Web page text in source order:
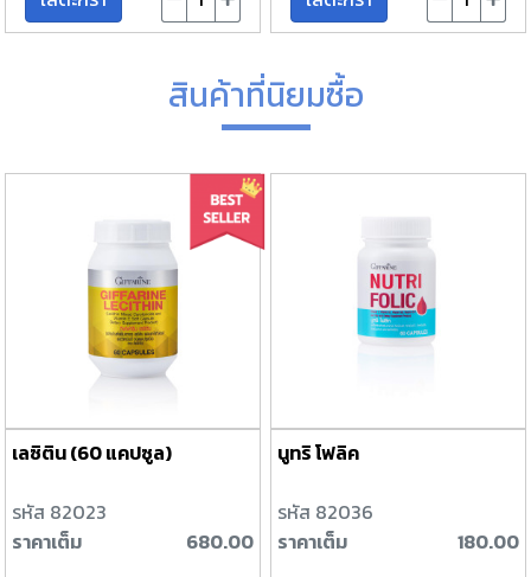
สินค้าที่นิยมซื้อ
เลซิติน (60 แคปซูล)
รหัส 82023
ราคาเต็ม
680.00
นูทริ โฟลิค
รหัส 82036
ราคาเต็ม
180.00